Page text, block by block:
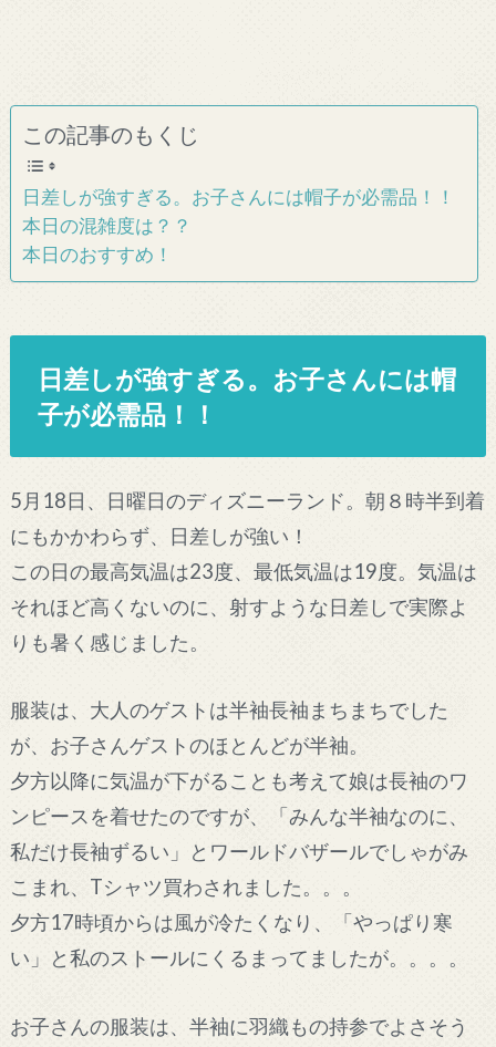
この記事のもくじ
日差しが強すぎる。お子さんには帽子が必需品！！
本日の混雑度は？？
本日のおすすめ！
日差しが強すぎる。お子さんには帽
子が必需品！！
5月18日、日曜日のディズニーランド。朝８時半到着
にもかかわらず、日差しが強い！
この日の最高気温は23度、最低気温は19度。気温は
それほど高くないのに、射すような日差しで実際よ
りも暑く感じました。
服装は、大人のゲストは半袖長袖まちまちでした
が、お子さんゲストのほとんどが半袖。
夕方以降に気温が下がることも考えて娘は長袖のワ
ンピースを着せたのですが、「みんな半袖なのに、
私だけ長袖ずるい」とワールドバザールでしゃがみ
こまれ、Tシャツ買わされました。。。
夕方17時頃からは風が冷たくなり、「やっぱり寒
い」と私のストールにくるまってましたが。。。。
お子さんの服装は、半袖に羽織もの持参でよさそう